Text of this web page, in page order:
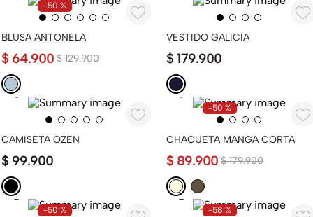
-50 %
BLUSA ANTONELA
$ 129.900
$ 64.900
VESTIDO GALICIA
$ 179.900
CAMISETA OZEN
$ 99.900
-50 %
CHAQUETA MANGA CORTA
$ 179.900
$ 89.900
-50 % -58 %